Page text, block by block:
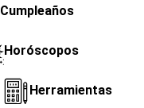
Cumpleaños
Horóscopos
Herramientas